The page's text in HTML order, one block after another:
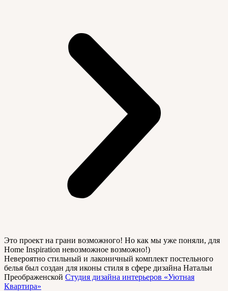
Это проект на грани возможного! Но как мы уже поняли, для
Home Inspiration невозможное возможно!)
Невероятно стильный и лаконичный комплект постельного
белья был создан для иконы стиля в сфере дизайна Натальи
Преображенской Студия дизайна интерьеров «Уютная
Квартира»